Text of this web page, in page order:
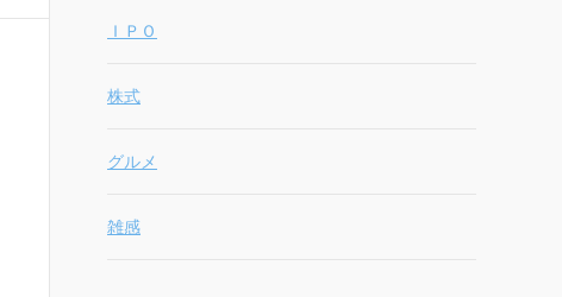
ＩＰＯ
株式
グルメ
雑感